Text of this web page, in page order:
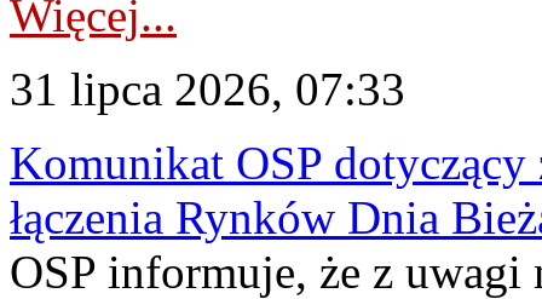
Więcej...
31 lipca 2026, 07:33
Komunikat OSP dotyczący
łączenia Rynków Dnia
OSP informuje, że z uwagi